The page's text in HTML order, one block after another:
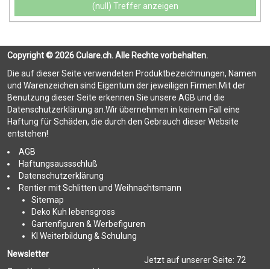
(null) Treffer anzeigen
Copyright © 2026 Culare.ch. Alle Rechte vorbehalten.
Die auf dieser Seite verwendeten Produktbezeichnungen, Namen
und Warenzeichen sind Eigentum der jeweiligen Firmen.Mit der
Benutzung dieser Seite erkennen Sie unsere AGB und die
Datenschutzerklärung an.Wir übernehmen in keinem Fall eine
Haftung für Schäden, die durch den Gebrauch dieser Website
entstehen!
AGB
Haftungsaussschluß
Datenschutzerklärung
Rentier mit Schlitten und Weihnachtsmann
Sitemap
Deko Kuh lebensgross
Gartenfiguren & Werbefiguren
KI Weiterbildung & Schulung
Newsletter
Jetzt auf unserer Seite: 72